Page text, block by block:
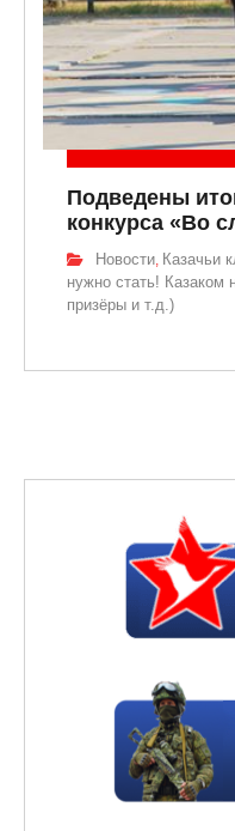
Подведены
конкурса «Во
Новости, Казачьи
нужно стать! Казаком
призёры и т.д.)